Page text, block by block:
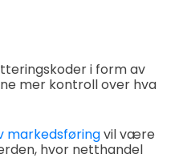
i form av
mer kontroll over hva
markedsføringvil være
hvor netthandel